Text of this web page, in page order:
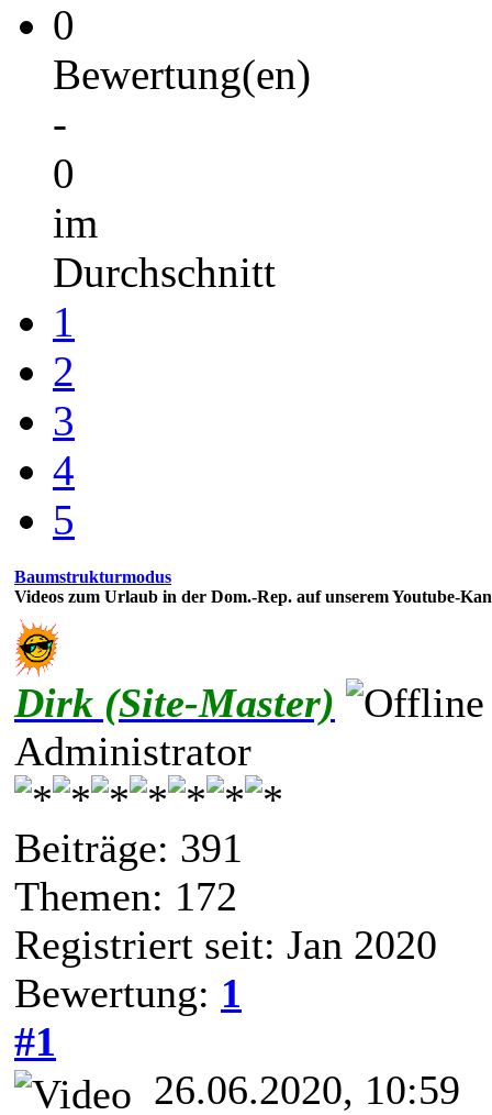
0
Bewertung(en)
-
0
im
Durchschnitt
1
2
3
4
5
Baumstrukturmodus
Videos zum Urlaub in der Dom.-Rep. auf unserem Youtube-
Dirk (Site-Master)
Administrator
Beiträge: 391
Themen: 172
Registriert seit: Jan 2020
Bewertung: 1
#1
26.06.2020, 10:59